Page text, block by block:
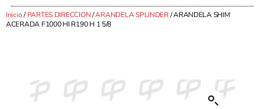
Inicio/PARTES DIRECCION/ARANDELA SPLINDER/ ARANDELA SHIM
ACERADA F1000 HI R190 H 1 5/8